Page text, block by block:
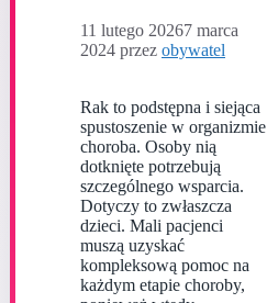
11 lutego 20267 marca
2024 przez obywatel
Rak to podstępna i siejąca
spustoszenie w organizmie
choroba. Osoby nią
dotknięte potrzebują
szczególnego wsparcia.
Dotyczy to zwłaszcza
dzieci. Mali pacjenci
muszą uzyskać
kompleksową pomoc na
każdym etapie choroby,